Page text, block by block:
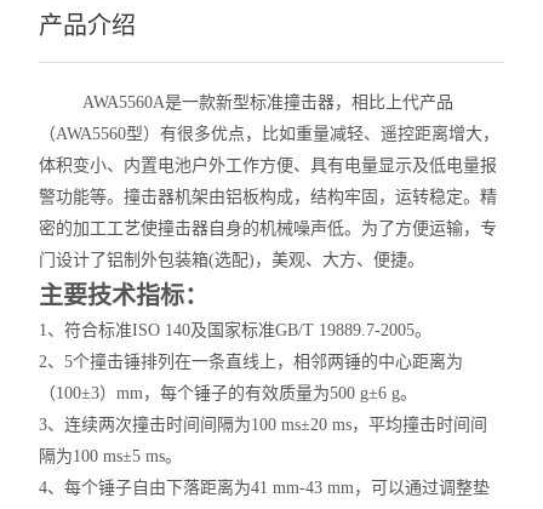
电极/探头/配件
温度测定仪
PH/酸度计
电导率测定仪
溶解氧测定仪
浊度测定仪
水质多参数分析仪
分光光度计/比色计
单参数离子浓度计
产品介绍
AWA5560A是一款新型标准撞击器，相比上代产品
（AWA5560型）有很多优点，比如重量减轻、遥控距离增大，
体积变小、内置电池户外工作方便、具有电量显示及低电量报
警功能等。撞击器机架由铝板构成，结构牢固，运转稳定。精
密的加工工艺使撞击器自身的机械噪声低。为了方便运输，专
门设计了铝制外包装箱(选配)，美观、大方、便捷。
主要技术指标：
1、符合标准ISO 140及国家标准GB/T 19889.7-2005。
2、5个撞击锤排列在一条直线上，相邻两锤的中心距离为
（100±3）mm，每个锤子的有效质量为500 g±6 g。
3、连续两次撞击时间间隔为100 ms±20 ms，平均撞击时间间
隔为100 ms±5 ms。
4、每个锤子自由下落距离为41 mm-43 mm，可以通过调整垫